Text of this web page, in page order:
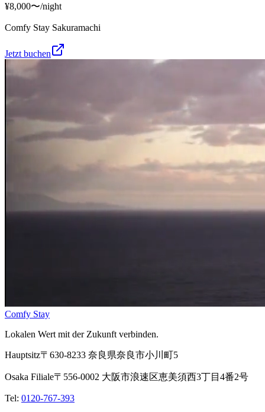
¥8,000〜/night
Comfy Stay Sakuramachi
Jetzt buchen
Comfy Stay
Lokalen Wert mit der Zukunft verbinden.
Hauptsitz〒630-8233 奈良県奈良市小川町5
Osaka Filiale〒556-0002 大阪市浪速区恵美須西3丁目4番2号
Tel: 0120-767-393